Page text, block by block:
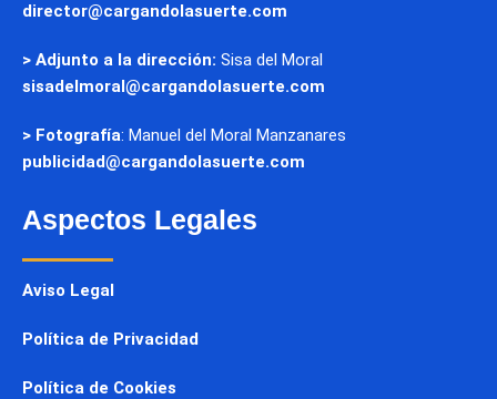
director@cargandolasuerte.com
> Adjunto a la dirección: Sisa del Moral
sisadelmoral@cargandolasuerte.com
> Fotografía: Manuel del Moral Manzanares
publicidad@cargandolasuerte.com
Aspectos Legales
Aviso Legal
Política de Privacidad
Política de Cookies